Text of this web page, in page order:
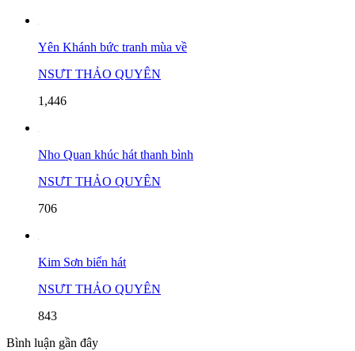
Yên Khánh bức tranh mùa về
NSƯT THẢO QUYÊN
1,446
Nho Quan khúc hát thanh bình
NSƯT THẢO QUYÊN
706
Kim Sơn biển hát
NSƯT THẢO QUYÊN
843
Bình luận gần đây